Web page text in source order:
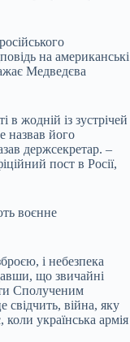
на американські
Медведєва
в жодній із зустрічей
назвав його
держсекретар. –
пост в Росії,
воєнне
і небезпека
що звичайні
Сполученим
війна, яку
коли українська армія